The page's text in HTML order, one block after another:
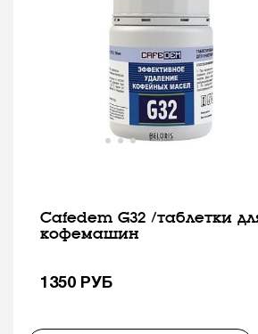
Cafedem G32 /таблетки
кофемашин
1350 РУБ